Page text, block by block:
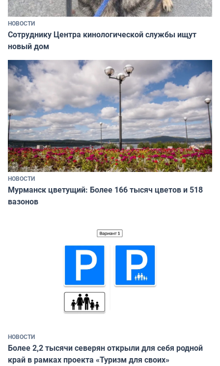
НОВОСТИ
Сотруднику Центра кинологической службы ищут
новый дом
НОВОСТИ
Мурманск цветущий: Более 166 тысяч цветов и 518
вазонов
НОВОСТИ
Более 2,2 тысячи северян открыли для себя родной
край в рамках проекта «Туризм для своих»